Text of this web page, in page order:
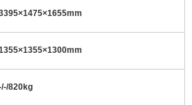
×1475×1655mm
×1355×1300mm
820kg